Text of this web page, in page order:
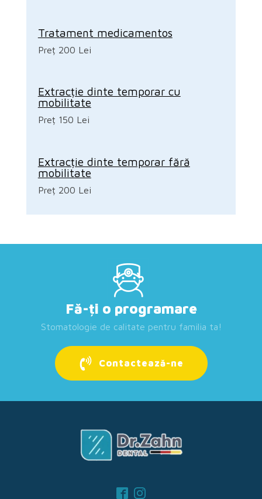
Tratament medicamentos
Preț 200 Lei
Extracție dinte temporar cu
mobilitate
Preț 150 Lei
Extracție dinte temporar fără
mobilitate
Preț 200 Lei
Fă-ți o programare
Stomatologie de calitate pentru familia ta!
Contactează-ne